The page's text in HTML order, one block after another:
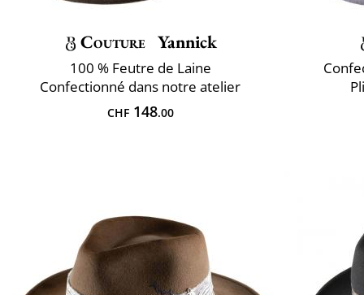
Couture Yannick
100 % Feutre de Laine
Confectionné dans notre atelier
CHF148.00